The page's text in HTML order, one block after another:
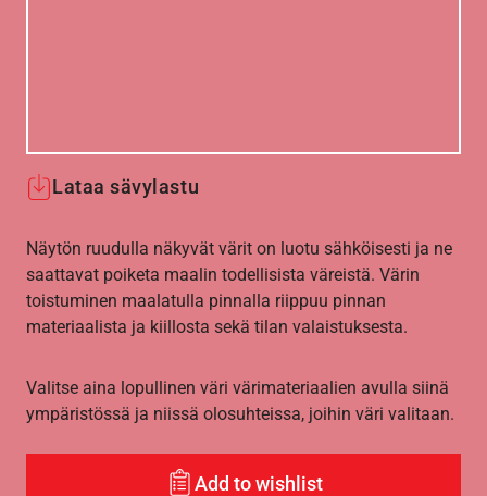
Lataa sävylastu
Näytön ruudulla näkyvät värit on luotu sähköisesti ja ne
saattavat poiketa maalin todellisista väreistä. Värin
toistuminen maalatulla pinnalla riippuu pinnan
materiaalista ja kiillosta sekä tilan valaistuksesta.
Valitse aina lopullinen väri värimateriaalien avulla siinä
ympäristössä ja niissä olosuhteissa, joihin väri valitaan.
Add to wishlist